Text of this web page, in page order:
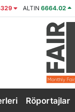
ALTIN 6664.02
Röportajlar